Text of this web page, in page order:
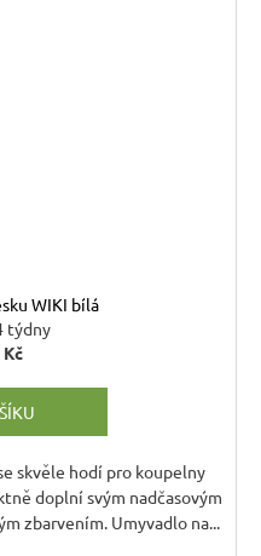
WIKI bílá
týdny
Kč
skvěle hodí pro koupelny
doplní svým nadčasovým
zbarvením. Umyvadlo na...